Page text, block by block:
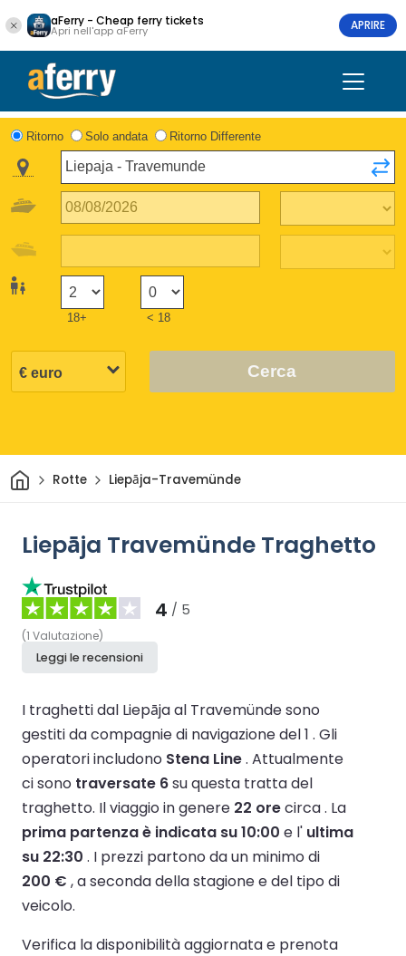
aFerry - Cheap ferry tickets
Apri nell'app aFerry APRIRE
Ritorno Solo andata Ritorno Differente
18+ < 18
Cerca
CasaRotte Liepāja-Travemünde
Liepāja Travemünde Traghetto
4 / 5
(1 Valutazione)
Leggi le recensioni
I traghetti dal Liepāja al Travemünde sono
gestiti da compagnie di navigazione del 1 . Gli
operatori includono Stena Line. Attualmente
ci sono traversate 6su questa tratta del
traghetto. Il viaggio in genere 22 orecirca . La
prima partenza è indicata su 10:00 e l' ultima
su 22:30 . I prezzi partono da un minimo di
200 € , a seconda della stagione e del tipo di
veicolo.
Verifica la disponibilità aggiornata e prenota